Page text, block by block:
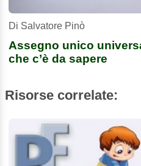
Di Salvatore Pinò
Assegno unico
che c’è da sapere
Risorse correlate: